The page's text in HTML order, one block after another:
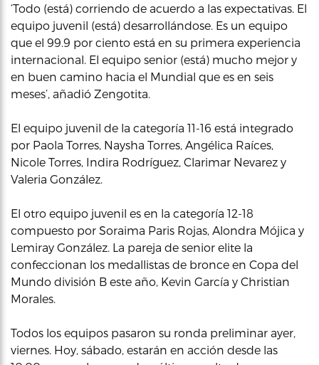
‘Todo (está) corriendo de acuerdo a las expectativas. El
equipo juvenil (está) desarrollándose. Es un equipo
que el 99.9 por ciento está en su primera experiencia
internacional. El equipo senior (está) mucho mejor y
en buen camino hacia el Mundial que es en seis
meses’, añadió Zengotita.
El equipo juvenil de la categoría 11-16 está integrado
por Paola Torres, Naysha Torres, Angélica Raíces,
Nicole Torres, Indira Rodríguez, Clarimar Nevarez y
Valeria González.
El otro equipo juvenil es en la categoría 12-18
compuesto por Soraima Paris Rojas, Alondra Mójica y
Lemiray González. La pareja de senior elite la
confeccionan los medallistas de bronce en Copa del
Mundo división B este año, Kevin García y Christian
Morales.
Todos los equipos pasaron su ronda preliminar ayer,
viernes. Hoy, sábado, estarán en acción desde las